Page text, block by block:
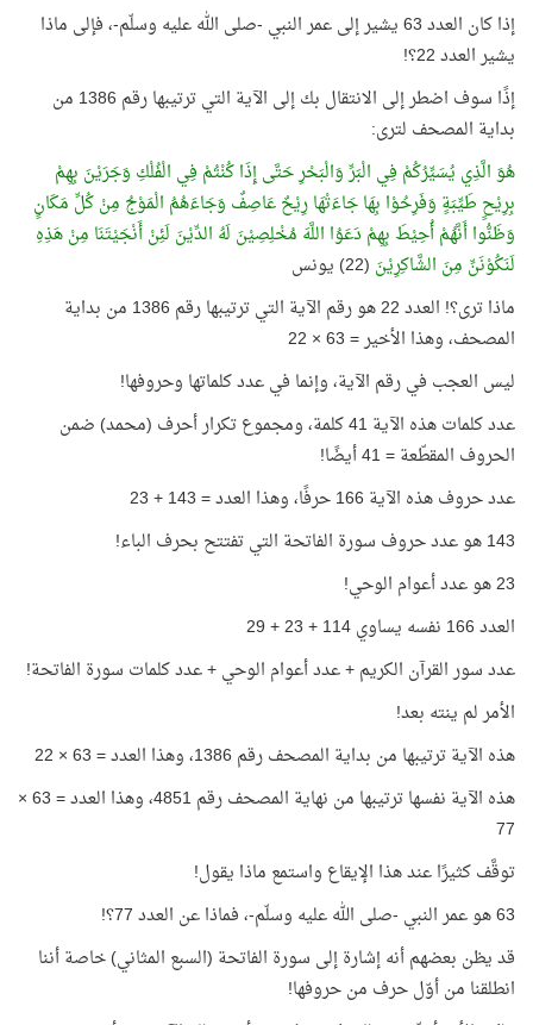
إذا كان العدد 63 يشير إلى عمر النبي -صلى الله عليه وسلّم-، فإلى ماذا
يشير العدد 22؟!
إذًا سوف اضطر إلى الانتقال بك إلى الآية التي ترتيبها رقم 1386 من
بداية المصحف لترى:
هُوَ الَّذِي يُسَيِّرُكُمْ فِي الْبَرِّ وَالْبَحْرِ حَتَّى إِذَا كُنْتُمْ فِي الْفُلْكِ وَجَرَيْنَ بِهِمْ
بِرِيْحٍ طَيِّبَةٍ وَفَرِحُوْا بِهَا جَاءَتْهَا رِيْحٌ عَاصِفٌ وَجَاءَهُمُ الْمَوْجُ مِنْ كُلِّ مَكَانٍ
وَظَنُّوا أَنَّهُمْ أُحِيْطَ بِهِمْ دَعَوُا اللَّهَ مُخْلِصِيْنَ لَهُ الدِّيْنَ لَئِنْ أَنْجَيْتَنَا مِنْ هَذِهِ
لَنَكُوْنَنِّ مِنَ الشَّاكِرِيْنَ (22) يونس
ماذا ترى؟! العدد 22 هو رقم الآية التي ترتيبها رقم 1386 من بداية
المصحف، وهذا الأخير = 63 × 22
ليس العجب في رقم الآية، وإنما في عدد كلماتها وحروفها!
عدد كلمات هذه الآية 41 كلمة، ومجموع تكرار أحرف (محمد) ضمن
الحروف المقطّعة = 41 أيضًا!
عدد حروف هذه الآية 166 حرفًا، وهذا العدد = 143 + 23
143 هو عدد حروف سورة الفاتحة التي تفتتح بحرف الباء!
23 هو عدد أعوام الوحي!
العدد 166 نفسه يساوي 114 + 23 + 29
عدد سور القرآن الكريم + عدد أعوام الوحي + عدد كلمات سورة الفاتحة!
الأمر لم ينته بعد!
هذه الآية ترتيبها من بداية المصحف رقم 1386، وهذا العدد = 63 × 22
هذه الآية نفسها ترتيبها من نهاية المصحف رقم 4851، وهذا العدد = 63 ×
77
توقَّف كثيرًا عند هذا الإيقاع واستمع ماذا يقول!
63 هو عمر النبي -صلى الله عليه وسلّم-، فماذا عن العدد 77؟!
قد يظن بعضهم أنه إشارة إلى سورة الفاتحة (السبع المثاني) خاصة أننا
انطلقنا من أوّل حرف من حروفها!